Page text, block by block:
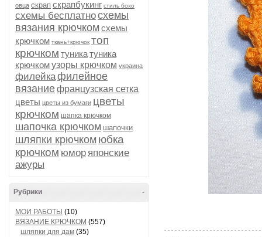
овца скрап скрапбукинг стиль бохо
схемы бесплатносхемы
вязания крючком схемы
крючком ткань+крючок топ
крючком туникатуника
крючкомузоры крючком украина
филейкафилейное
вязаниефранцузская сетка
цветы цветы из бумаги цветы
крючком шапка крючком
шапочка крючком шапочки
шляпки крючком юбка
крючком юморяпонские
ажуры
-
Рубрики
МОИ РАБОТЫ (10)
ВЯЗАНИЕ КРЮЧКОМ (557)
шляпки для дам (35)